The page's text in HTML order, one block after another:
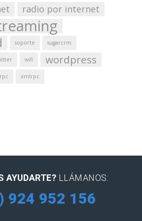
radio por internet
soporte sugarcrm
wifi wordpress
xmlrpc
AYUDARTE? LLÁMANOS:
924 952 156